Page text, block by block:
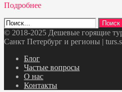
Подробнее
Найти:
© 2018-2025 Дешевые горящие
Санкт Петербург и регионы |
Блог
Частые вопросы
О нас
Контакты